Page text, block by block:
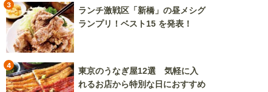
3
ランチ激戦区「新橋」の昼メシグ
ランプリ！ベスト15 を発表！
4
東京のうなぎ屋12選 気軽に入
れるお店から特別な日におすすめ